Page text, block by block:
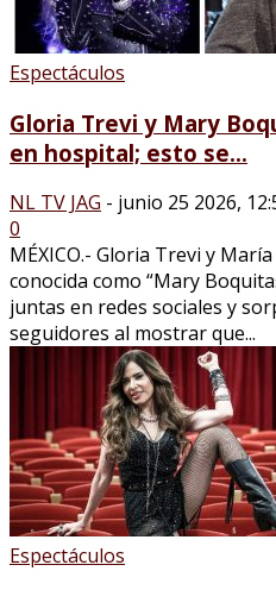
Espectáculos
Gloria Trevi y Mary
en hospital; esto se...
NL TV JAG - junio 25 2026,
0
MÉXICO.- Gloria Trevi y
conocida como “Mary
juntas en redes sociales y
seguidores al mostrar que...
Espectáculos